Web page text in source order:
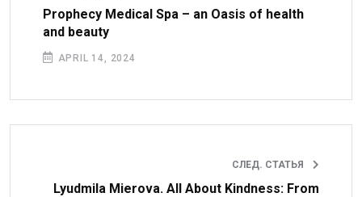
Prophecy Medical Spa – an Oasis of health
and beauty
APRIL 14, 2024
СЛЕД. СТАТЬЯ
Lyudmila Mierova. All About Kindness: From